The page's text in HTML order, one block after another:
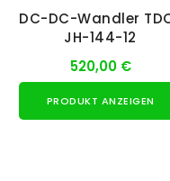
DC-DC-Wandler
JH-144-12
520,00 €
PRODUKT ANZEIGEN